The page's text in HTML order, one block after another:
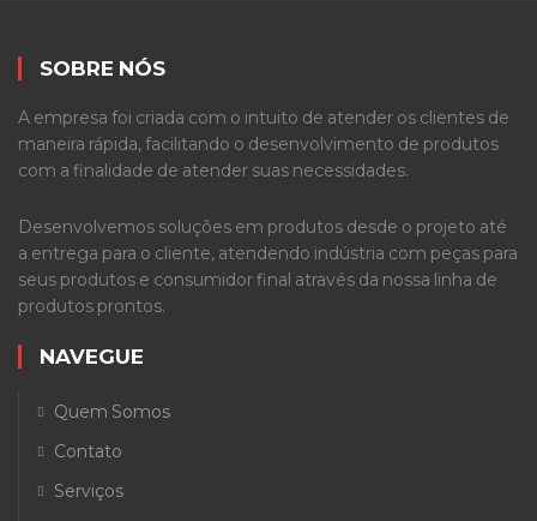
SOBRE NÓS
A empresa foi criada com o intuito de atender os clientes de
maneira rápida, facilitando o desenvolvimento de produtos
com a finalidade de atender suas necessidades.
Desenvolvemos soluções em produtos desde o projeto até
a entrega para o cliente, atendendo indústria com peças para
seus produtos e consumidor final através da nossa linha de
produtos prontos.
NAVEGUE
Quem Somos
Contato
Serviços